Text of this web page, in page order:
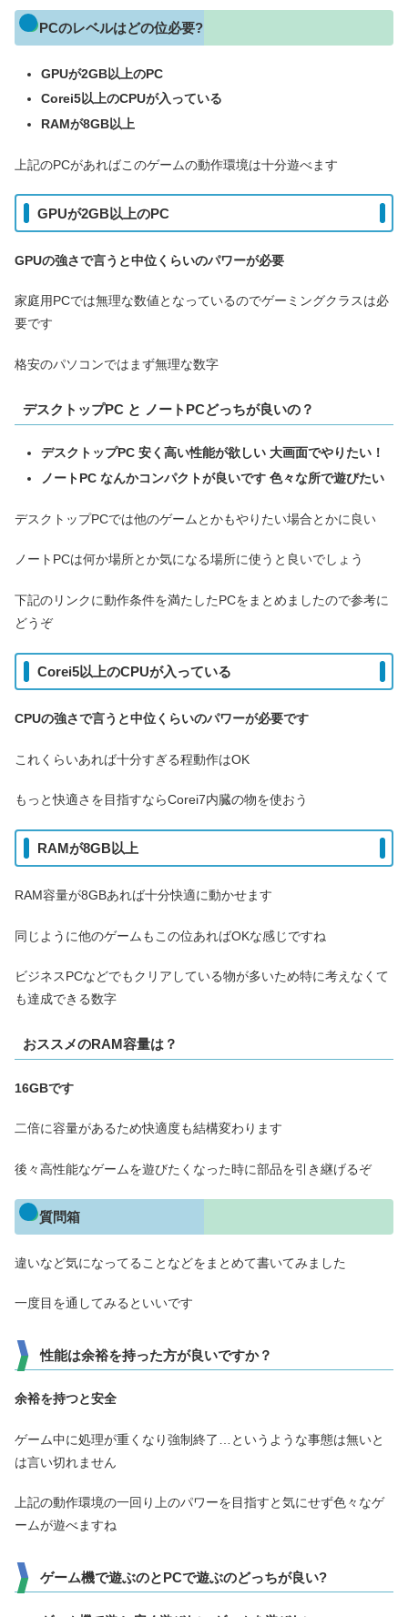
PCのレベルはどの位必要?
GPUが2GB以上のPC
Corei5以上のCPUが入っている
RAMが8GB以上
上記のPCがあればこのゲームの動作環境は十分遊べます
GPUが2GB以上のPC
GPUの強さで言うと中位くらいのパワーが必要
家庭用PCでは無理な数値となっているのでゲーミングクラスは必
要です
格安のパソコンではまず無理な数字
デスクトップPC と ノートPCどっちが良いの？
デスクトップPC 安く高い性能が欲しい 大画面でやりたい！
ノートPC なんかコンパクトが良いです 色々な所で遊びたい
デスクトップPCでは他のゲームとかもやりたい場合とかに良い
ノートPCは何か場所とか気になる場所に使うと良いでしょう
下記のリンクに動作条件を満たしたPCをまとめましたので参考に
どうぞ
Corei5以上のCPUが入っている
CPUの強さで言うと中位くらいのパワーが必要です
これくらいあれば十分すぎる程動作はOK
もっと快適さを目指すならCorei7内臓の物を使おう
RAMが8GB以上
RAM容量が8GBあれば十分快適に動かせます
同じように他のゲームもこの位あればOKな感じですね
ビジネスPCなどでもクリアしている物が多いため特に考えなくて
も達成できる数字
おススメのRAM容量は？
16GBです
二倍に容量があるため快適度も結構変わります
後々高性能なゲームを遊びたくなった時に部品を引き継げるぞ
質問箱
違いなど気になってることなどをまとめて書いてみました
一度目を通してみるといいです
性能は余裕を持った方が良いですか？
余裕を持つと安全
ゲーム中に処理が重くなり強制終了…というような事態は無いと
は言い切れません
上記の動作環境の一回り上のパワーを目指すと気にせず色々なゲ
ームが遊べますね
ゲーム機で遊ぶのとPCで遊ぶのどっちが良い?